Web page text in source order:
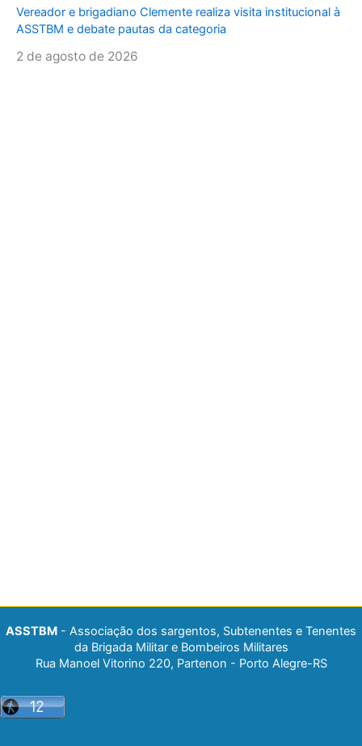
Vereador e brigadiano Clemente realiza visita institucional à
ASSTBM e debate pautas da categoria
2 de agosto de 2026
ASSTBM - Associação dos sargentos, Subtenentes e Tenentes
da Brigada Militar e Bombeiros Militares
Rua Manoel Vitorino 220, Partenon - Porto Alegre-RS